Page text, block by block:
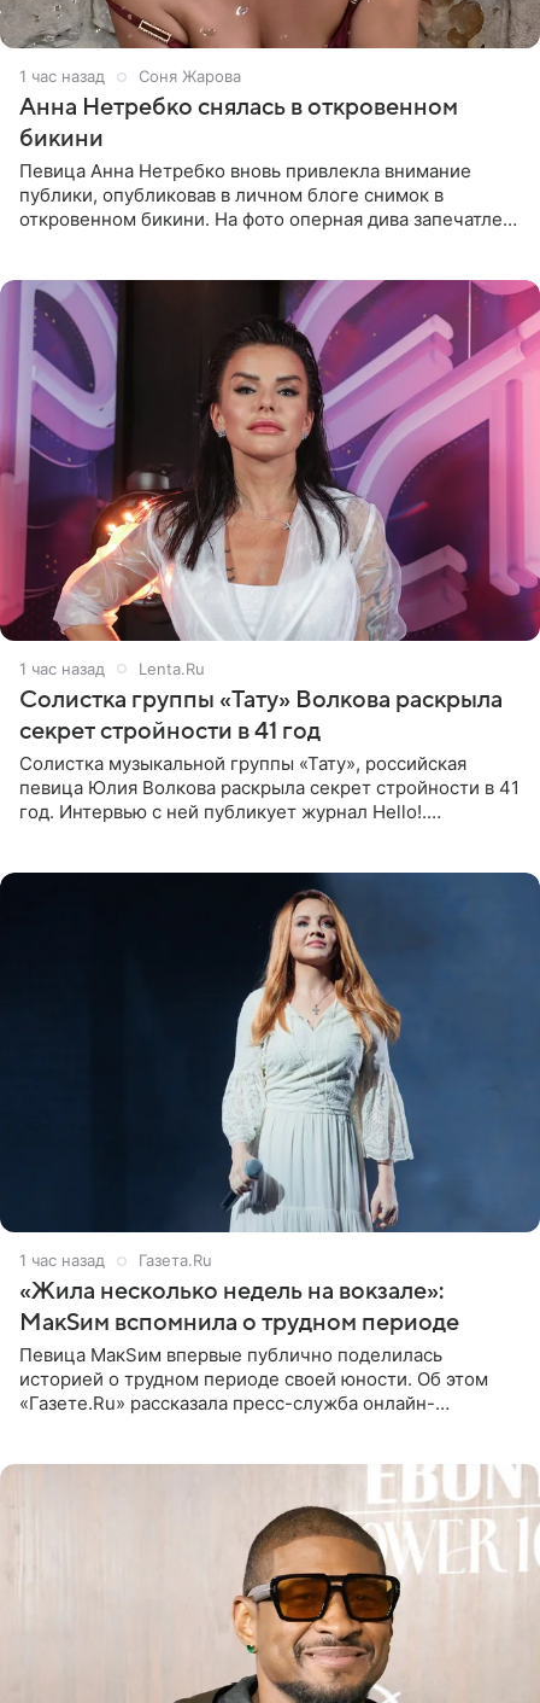
1 час назад Соня Жарова
Анна Нетребко снялась в откровенном
бикини
Певица Анна Нетребко вновь привлекла внимание
публики, опубликовав в личном блоге снимок в
откровенном бикини. На фото оперная дива запечатлена
1 час назад Lenta.Ru
Солистка группы «Тату» Волкова раскрыла
секрет стройности в 41 год
Солистка музыкальной группы «Тату», российская
певица Юлия Волкова раскрыла секрет стройности в 41
год. Интервью с ней публикует журнал Hello!.
1 час назад Газета.Ru
«Жила несколько недель на вокзале»:
МакSим вспомнила о трудном периоде
Певица МакSим впервые публично поделилась
историей о трудном периоде своей юности. Об этом
«Газете.Ru» рассказала пресс-служба онлайн-